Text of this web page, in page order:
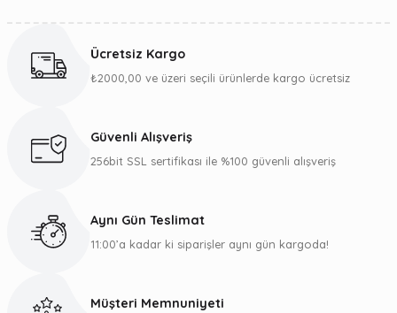
Ücretsiz Kargo
₺2000,00 ve üzeri seçili ürünlerde kargo ücretsiz
Güvenli Alışveriş
256bit SSL sertifikası ile %100 güvenli alışveriş
Aynı Gün Teslimat
11:00’a kadar ki siparişler aynı gün kargoda!
Müşteri Memnuniyeti